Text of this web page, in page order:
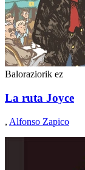
Baloraziorik ez
La ruta Joyce
, Alfonso Zapico